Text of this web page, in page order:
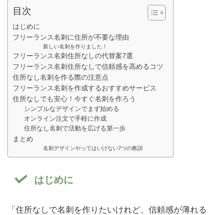
目次
はじめに
フリーランス名刺に住所が不要な理由
新しい名刺を作りました！
フリーランス名刺住所なしの代替案7選
フリーランス名刺住所なしで信頼感を高めるコツ
住所なし名刺を作る際の注意点
フリーランス名刺を作成するおすすめサービス
住所なしでも安心！今すぐ名刺を作ろう
シンプルなデザインでまず始める
オンライン注文で手軽に作成
住所なし名刺で活動を広げる第一歩
まとめ
名刺デザインやってはいけない7つの教訓
はじめに
「住所なしで名刺を作りたいけれど、信頼感が薄れる